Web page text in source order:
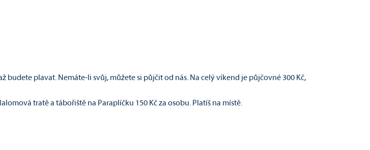
budete plavat. Nemáte-li svůj, můžete si půjčit od nás. Na celý víkend je půjčovné 300 Kč,
tratě a tábořiště na Paraplíčku 150 Kč za osobu. Platíš na místě.